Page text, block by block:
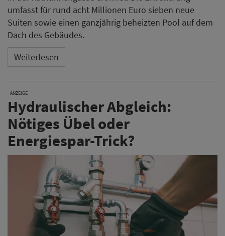
umfasst für rund acht Millionen Euro sieben neue
Suiten sowie einen ganzjährig beheizten Pool auf dem
Dach des Gebäudes.
Weiterlesen
ANZEIGE
Hydraulischer Abgleich:
Nötiges Übel oder
Energiespar-Trick?